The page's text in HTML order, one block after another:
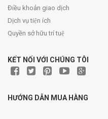
Điều khoản giao dịch
Dịch vụ tiện ích
Quyền sở hữu trí tuệ
KẾT NỐI VỚI CHÚNG TÔI
HƯỚNG DẪN MUA HÀNG